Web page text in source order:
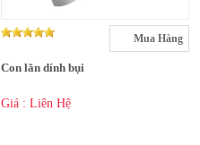
Mua Hàng
Con lăn dính bụi
Giá : Liên Hệ